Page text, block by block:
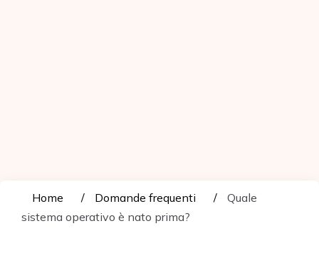
Home Domande frequenti
Quale
sistema operativo è nato prima?